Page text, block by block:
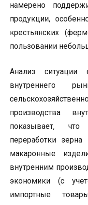
намерено
продукции,
крестьянских
пользовании
Анализ ситуации
внутреннего
производства
показывает,
переработки
макаронные
внутренним
экономики (с
импортные